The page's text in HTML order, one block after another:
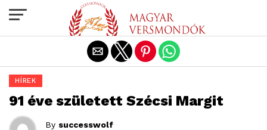
HÍREK
91 éve született Szécsi Margit
By successwolf
Exit mobile version